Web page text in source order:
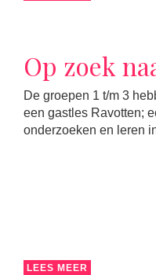
Op zoek
De groepen 1 t/m 3
een gastles Ravotten;
onderzoeken en leren
LEES MEER